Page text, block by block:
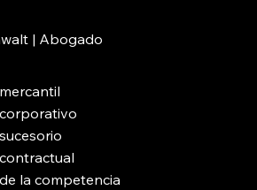
| Abogado
la competencia